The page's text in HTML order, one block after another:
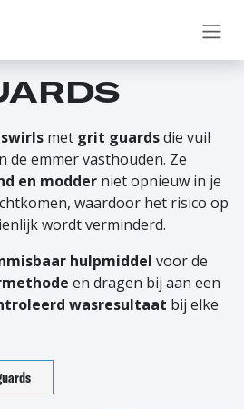
met grit guardsdie vuil
de emmer vasthouden. Ze
en modder niet opnieuw in je
waardoor het risico op
wordt verminderd.
hulpmiddel voor de
en dragen bij aan een
wasresultaat bij elke